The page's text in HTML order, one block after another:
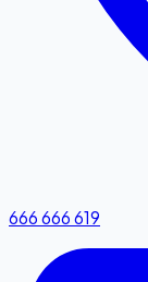
666 666 619